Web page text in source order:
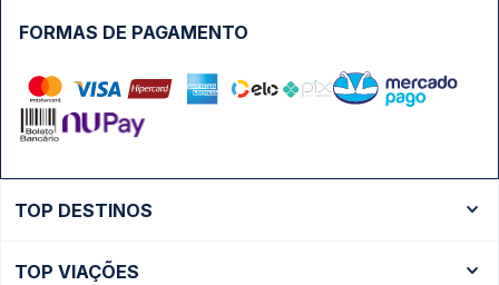
FORMAS DE PAGAMENTO
TOP DESTINOS
TOP VIAÇÕES